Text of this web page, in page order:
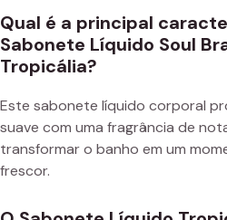
Qual é a principal
Sabonete Líquido Soul
Tropicália?
Este sabonete líquido corporal
suave com uma fragrância de
transformar o banho em um
frescor.